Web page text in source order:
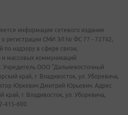
информация сетевого издания
о регистрации СМИ ЭЛ № ФС 77 - 72742,
надзору в сфере связи,
массовых коммуникаций
Учредитель ООО "Дальневосточный
край, г. Владивосток, ул. Уборевича,
Юркевич Дмитрий Юрьевич. Адрес
край, г. Владивосток, ул. Уборевича,
415-600.